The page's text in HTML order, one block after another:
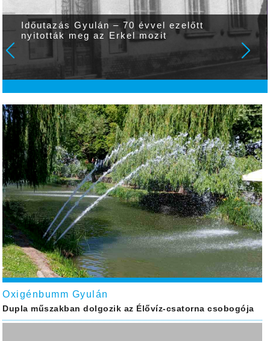
Időutazás Gyulán – 70 évvel ezelőtt
nyitották meg az Erkel mozit
Oxigénbumm Gyulán
Dupla műszakban dolgozik az Élővíz-csatorna csobogója